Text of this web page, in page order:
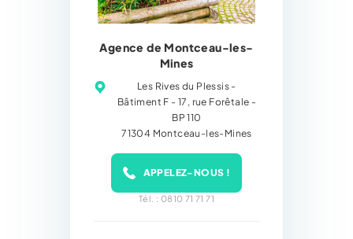
Agence de Montceau-les-
Mines
Les Rives du Plessis -
Bâtiment F - 17, rue Forêtale -
BP 110
71304 Montceau-les-Mines
APPELEZ-NOUS !
Tél. : 0810 71 71 71